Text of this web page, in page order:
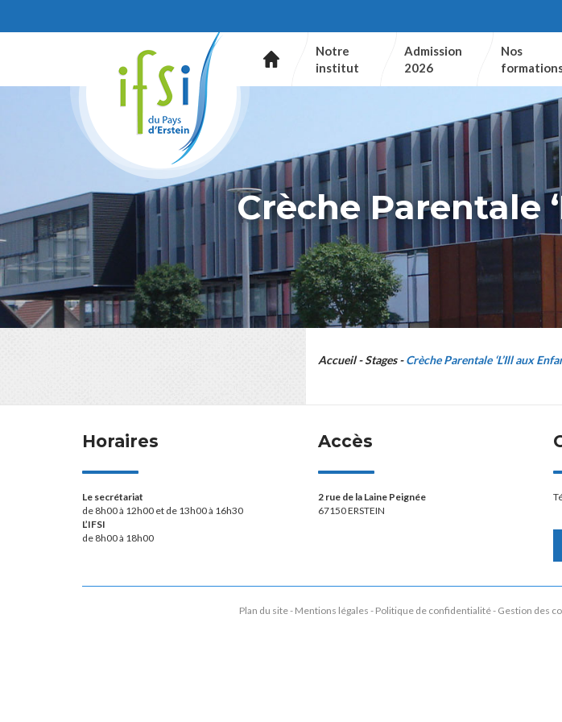
Notre
institut
Admission
2026
Nos
Crèche Parentale
Accueil Stages Crèche Parentale ‘L’Ill aux
Horaires
Le secrétariat
de 8h00 à 12h00 et de 13h00 à 16h30
L’IFSI
de 8h00 à 18h00
Accès
2 rue de la Laine Peignée
67150 ERSTEIN
Plan du site Mentions légales Politique de confidentialité Gestion des